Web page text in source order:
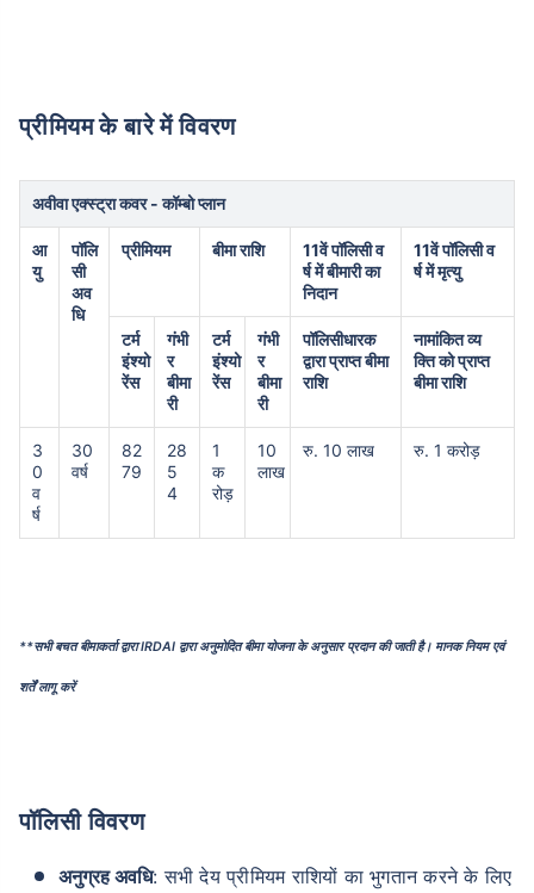
प्रीमियम के बारे में विवरण
अवीवा एक्स्ट्रा कवर - कॉम्बो प्लान
आ
यु
पॉलि
सी
अव
धि
प्रीमियम बीमा राशि
11वें पॉलिसी व
र्ष में बीमारी का
निदान
11वें पॉलिसी व
र्ष में मृत्यु
टर्म
इंश्यो
रेंस
गंभी
र
बीमा
री
टर्म
इंश्यो
रेंस
गंभी
र
बीमा
री
पॉलिसीधारक
द्वारा प्राप्त बीमा
राशि
नामांकित व्य
क्ति को प्राप्त
बीमा राशि
3
0
व
र्ष
30
वर्ष
82
79
28
5
4
1
क
रोड़
10
लाख
रु. 10 लाख रु. 1 करोड़
**सभी बचत बीमाकर्ता द्वारा IRDAI द्वारा अनुमोदित बीमा योजना के अनुसार प्रदान की जाती है। मानक नियम एवं
शर्तें लागू करें
पॉलिसी विवरण
अनुग्रह अवधि: सभी देय प्रीमियम राशियों का भुगतान करने के लिए
उम्र टर्म इंश्योरेंस प्रीमियम को
24 वर्ष 34 वर्ष